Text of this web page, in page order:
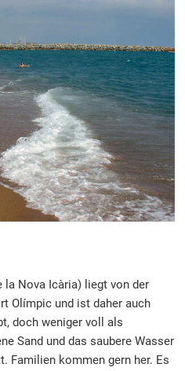
la Nova Icària) liegt von der
Olímpic und ist daher auch
doch weniger voll als
Sand und das saubere Wasser
Familien kommen gern her. Es